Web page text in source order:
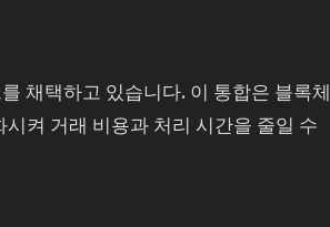
채택하고 있습니다. 이 통합은 블록체
켜 거래 비용과 처리 시간을 줄일 수